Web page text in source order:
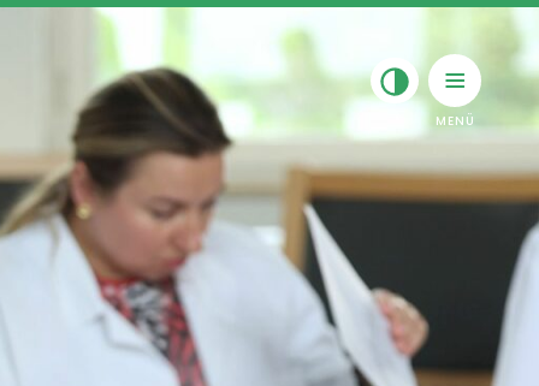
Toggle navigation
Onkologische